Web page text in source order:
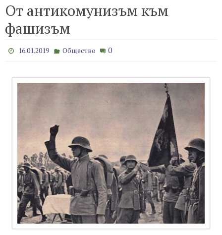
От антикомунизъм към
фашизъм
16.01.2019 Общество 0